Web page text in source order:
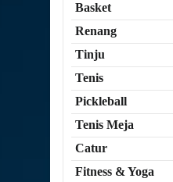
Basket
Renang
Tinju
Tenis
Pickleball
Tenis Meja
Catur
Fitness & Yoga